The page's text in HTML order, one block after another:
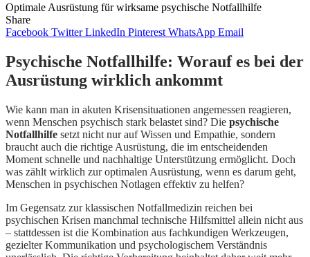
Optimale Ausrüstung für wirksame psychische Notfallhilfe
Share
Facebook Twitter LinkedIn Pinterest WhatsApp Email
Psychische Notfallhilfe: Worauf es bei der
Ausrüstung wirklich ankommt
Wie kann man in akuten Krisensituationen angemessen reagieren,
wenn Menschen psychisch stark belastet sind? Die psychische
Notfallhilfe setzt nicht nur auf Wissen und Empathie, sondern
braucht auch die richtige Ausrüstung, die im entscheidenden
Moment schnelle und nachhaltige Unterstützung ermöglicht. Doch
was zählt wirklich zur optimalen Ausrüstung, wenn es darum geht,
Menschen in psychischen Notlagen effektiv zu helfen?
Im Gegensatz zur klassischen Notfallmedizin reichen bei
psychischen Krisen manchmal technische Hilfsmittel allein nicht aus
– stattdessen ist die Kombination aus fachkundigen Werkzeugen,
gezielter Kommunikation und psychologischem Verständnis